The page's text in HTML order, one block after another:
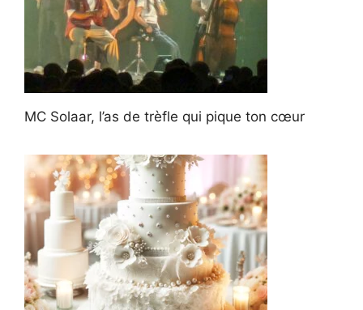
MC Solaar, l’as de trèfle qui pique ton cœur